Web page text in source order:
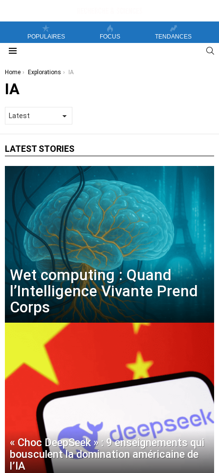
POPULAIRES FOCUS TENDANCES
You are here:
Home Explorations IA
IA
LATEST STORIES
Wet computing : Quand
l’Intelligence Vivante Prend
Corps
« Choc DeepSeek » : 9 enseignements qui
bousculent la domination américaine de
l’IA